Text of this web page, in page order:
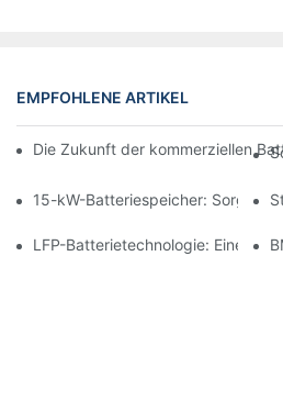
EMPFOHLENE ARTIKEL
Die Zukunft der kommerziellen
15-kW-Batteriespeicher: Sorgen
LFP-Batterietechnologie: Eine